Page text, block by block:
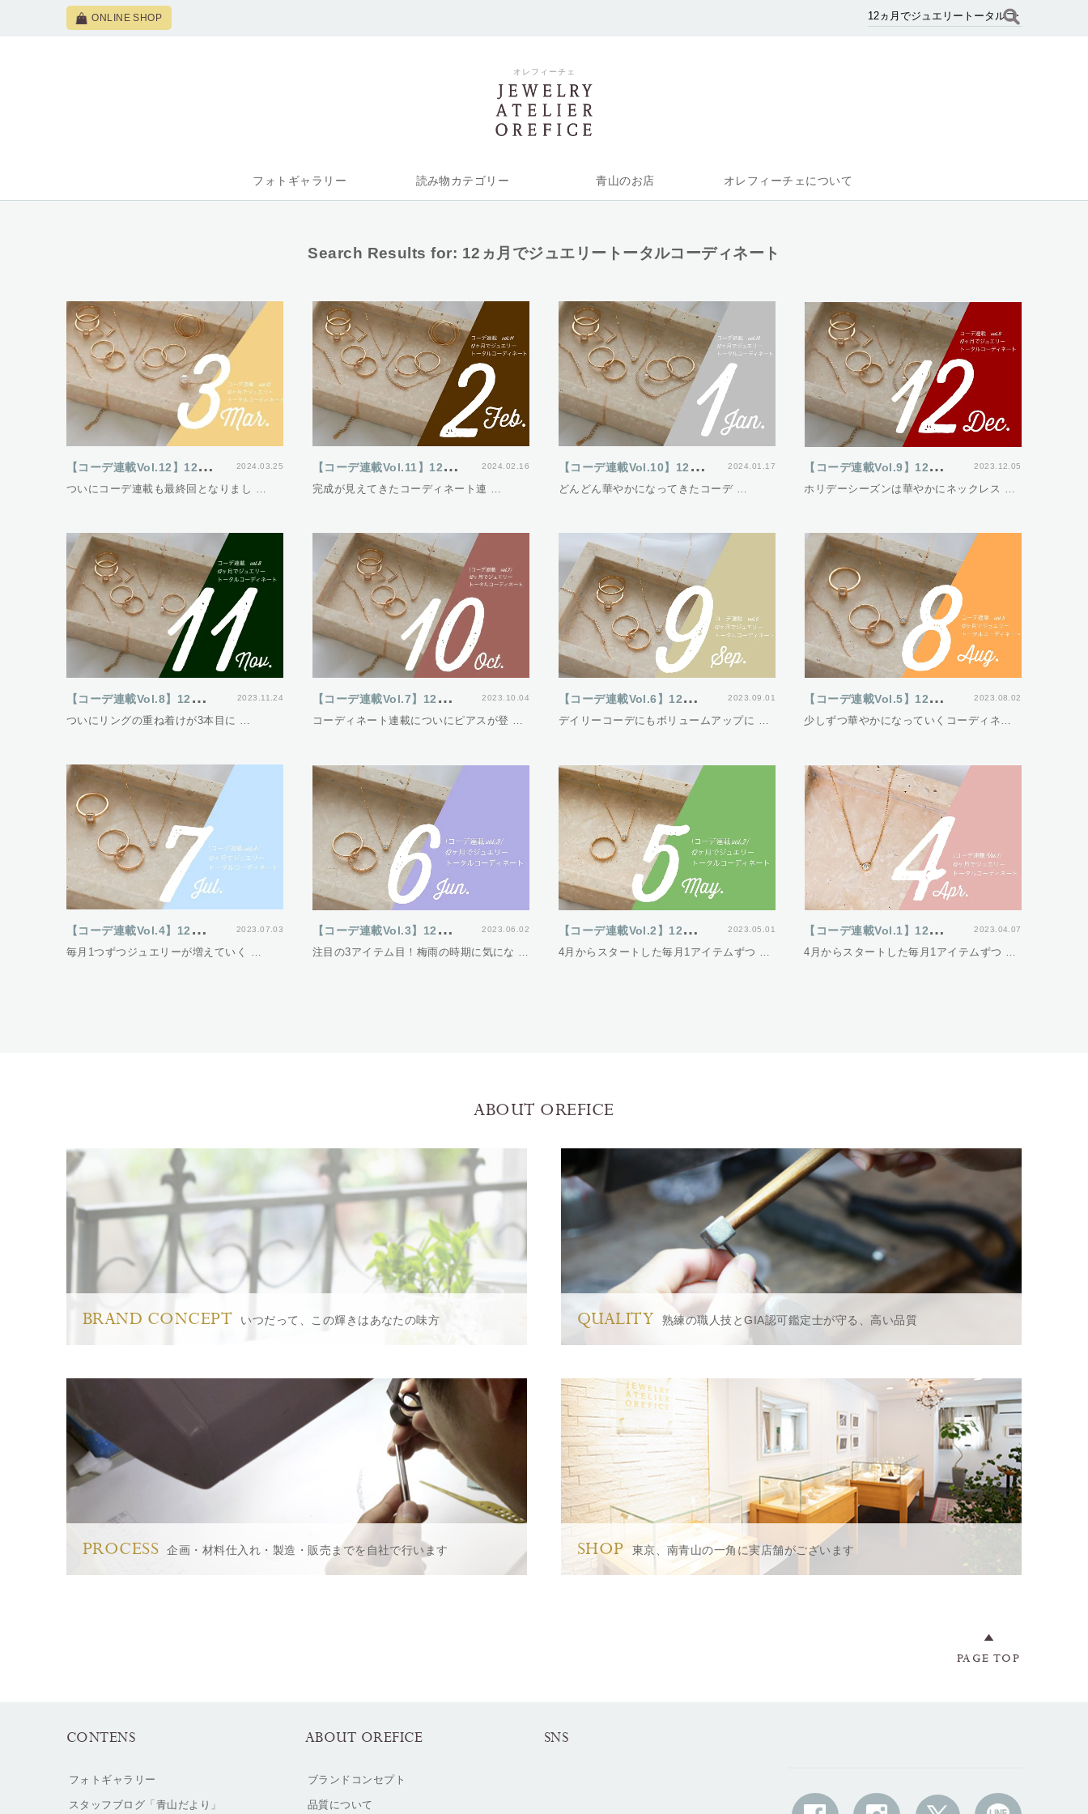
ONLINE SHOP
オレフィーチェ
フォトギャラリー 読み物カテゴリー 青山のお店 オレフィーチェについて
Search Results for: 12ヵ月でジュエリートータルコーディネート
【
コーデ連載Vol.12】12ヵ月でジュエリートータルコーディネート 2024.03.25
ついにコーデ連載も最終回となりまし …
【
コーデ連載Vol.11】12ヵ月でジュエリートータルコーディネート 2024.02.16
完成が見えてきたコーディネート連 …
【
コーデ連載Vol.10】12ヵ月でジュエリートータルコーディネート 2024.01.17
どんどん華やかになってきたコーデ …
【
コーデ連載Vol.9】12ヵ月でジュエリートータルコーディネート 2023.12.05
ホリデーシーズンは華やかにネックレス …
【
コーデ連載Vol.8】12ヵ月でジュエリートータルコーディネート 2023.11.24
ついにリングの重ね着けが3本目に …
【
コーデ連載Vol.7】12ヵ月でジュエリートータルコーディネート 2023.10.04
コーディネート連載についにピアスが登 …
【
コーデ連載Vol.6】12ヵ月でジュエリートータルコーディネート 2023.09.01
デイリーコーデにもボリュームアップに …
【
コーデ連載Vol.5】12ヵ月でジュエリートータルコーディネート 2023.08.02
少しずつ華やかになっていくコーディネー …
【
コーデ連載Vol.4】12ヵ月でジュエリートータルコーディネート 2023.07.03
毎月1つずつジュエリーが増えていく …
【
コーデ連載Vol.3】12ヵ月でジュエリートータルコーディネート 2023.06.02
注目の3アイテム目！梅雨の時期に気にな …
【
コーデ連載Vol.2】12ヵ月でジュエリートータルコーディネート 2023.05.01
4月からスタートした毎月1アイテムずつ …
【
コーデ連載Vol.1】12ヵ月でジュエリートータルコーディネート 2023.04.07
4月からスタートした毎月1アイテムずつ …
ABOUT OREFICE
BRAND CONCEPT いつだって、この輝きはあなたの味方 QUALITY 熟練の職人技とGIA認可鑑定士が守る、高い品質
PROCESS 企画・材料仕入れ・製造・販売までを自社で行います SHOP 東京、南青山の一角に実店舗がございます
PAGE TOP
CONTENS
フォトギャラリー
スタッフブログ「青山だより」
ABOUT OREFICE
ブランドコンセプト
品質について
SNS